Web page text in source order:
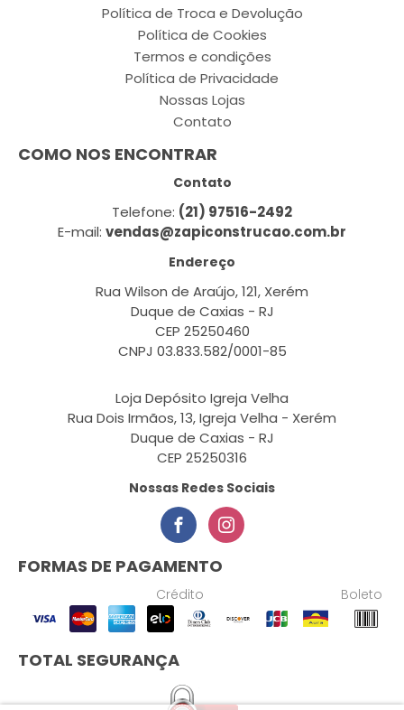
Política de Troca e Devolução
Política de Cookies
Termos e condições
Política de Privacidade
Nossas Lojas
Contato
COMO NOS ENCONTRAR
Contato
Telefone: (21) 97516-2492
E-mail: vendas@zapiconstrucao.com.br
Endereço
Rua Wilson de Araújo, 121, Xerém
Duque de Caxias - RJ
CEP 25250460
CNPJ 03.833.582/0001-85
Loja Depósito Igreja Velha
Rua Dois Irmãos, 13, Igreja Velha - Xerém
Duque de Caxias - RJ
CEP 25250316
Nossas Redes Sociais
FORMAS DE PAGAMENTO
Crédito Boleto
TOTAL SEGURANÇA